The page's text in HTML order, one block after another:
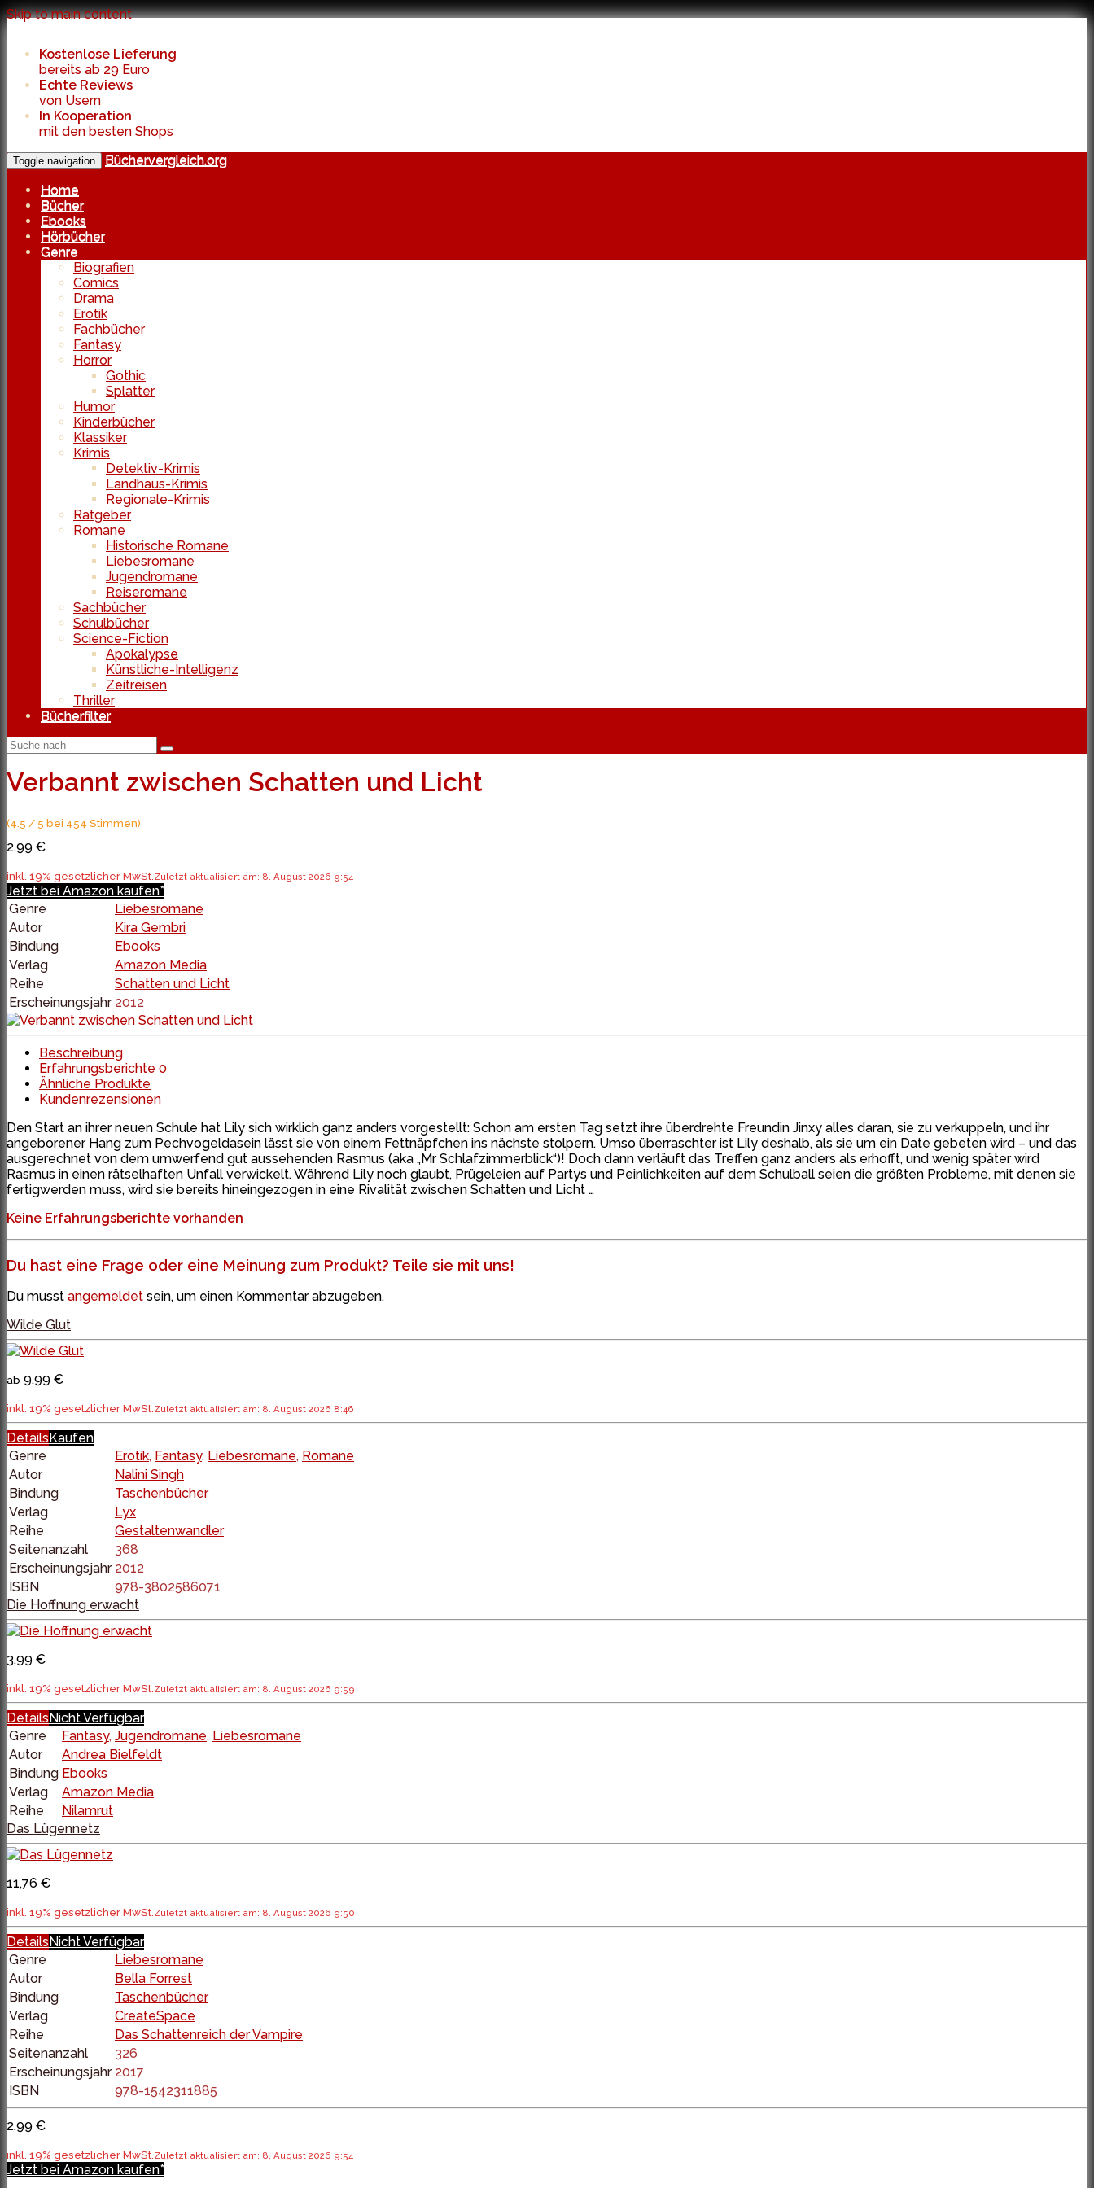
Skip to main content
Kostenlose Lieferung
bereits ab 29 Euro
Echte Reviews
von Usern
In Kooperation
mit den besten Shops
Toggle navigation
Büchervergleich.org
Home
Bücher
Ebooks
Hörbücher
Genre
Biografien
Comics
Drama
Erotik
Fachbücher
Fantasy
Horror
Gothic
Splatter
Humor
Kinderbücher
Klassiker
Krimis
Detektiv-Krimis
Landhaus-Krimis
Regionale-Krimis
Ratgeber
Romane
Historische Romane
Liebesromane
Jugendromane
Reiseromane
Sachbücher
Schulbücher
Science-Fiction
Apokalypse
Künstliche-Intelligenz
Zeitreisen
Thriller
Bücherfilter
Verbannt zwischen Schatten und Licht
(4.5 / 5 bei 454 Stimmen)
2,99 €
inkl. 19% gesetzlicher MwSt. Zuletzt aktualisiert am: 8. August 2026 9:54
Jetzt bei Amazon kaufen*
Genre
Liebesromane
Autor
Kira Gembri
Bindung
Ebooks
Verlag
Amazon Media
Reihe
Schatten und Licht
Erscheinungsjahr 2012
Beschreibung
Erfahrungsberichte 0
Ähnliche Produkte
Kundenrezensionen
Den Start an ihrer neuen Schule hat Lily sich wirklich ganz anders vorgestellt: Schon am ersten Tag setzt ihre überdrehte Freundin Jinxy alles daran, sie zu verkuppeln, und ihr
angeborener Hang zum Pechvogeldasein lässt sie von einem Fettnäpfchen ins nächste stolpern. Umso überraschter ist Lily deshalb, als sie um ein Date gebeten wird – und das
ausgerechnet von dem umwerfend gut aussehenden Rasmus (aka „Mr Schlafzimmerblick“)! Doch dann verläuft das Treffen ganz anders als erhofft, und wenig später wird
Rasmus in einen rätselhaften Unfall verwickelt. Während Lily noch glaubt, Prügeleien auf Partys und Peinlichkeiten auf dem Schulball seien die größten Probleme, mit denen sie
fertigwerden muss, wird sie bereits hineingezogen in eine Rivalität zwischen Schatten und Licht …
Keine Erfahrungsberichte vorhanden
Du hast eine Frage oder eine Meinung zum Produkt? Teile sie mit uns!
Du musst angemeldet sein, um einen Kommentar abzugeben.
Wilde Glut
ab 9,99 €
inkl. 19% gesetzlicher MwSt.Zuletzt aktualisiert am: 8. August 2026 8:46
Details Kaufen
Genre
Erotik, Fantasy, Liebesromane, Romane
Autor
Nalini Singh
Bindung
Taschenbücher
Verlag
Lyx
Reihe
Gestaltenwandler
Seitenanzahl
368
Erscheinungsjahr 2012
ISBN
978-3802586071
Die Hoffnung erwacht
3,99 €
inkl. 19% gesetzlicher MwSt.Zuletzt aktualisiert am: 8. August 2026 9:59
Details Nicht Verfügbar
Genre
Fantasy, Jugendromane, Liebesromane
Autor
Andrea Bielfeldt
Bindung Ebooks
Verlag
Amazon Media
Reihe
Nilamrut
Das Lügennetz
11,76 €
inkl. 19% gesetzlicher MwSt.Zuletzt aktualisiert am: 8. August 2026 9:50
Details Nicht Verfügbar
Genre
Liebesromane
Autor
Bella Forrest
Bindung
Taschenbücher
Verlag
CreateSpace
Reihe
Das Schattenreich der Vampire
Seitenanzahl
326
Erscheinungsjahr 2017
ISBN
978-1542311885
2,99 €
inkl. 19% gesetzlicher MwSt.Zuletzt aktualisiert am: 8. August 2026 9:54
Jetzt bei Amazon kaufen*